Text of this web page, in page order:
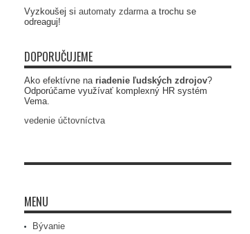
Vyzkoušej si automaty zdarmaa trochu se
odreaguj!
DOPORUČUJEME
Ako efektívne na riadenie ľudských zdrojov?
Odporúčame využívať komplexný HR systém
Vema.
vedenie účtovníctva
MENU
Bývanie